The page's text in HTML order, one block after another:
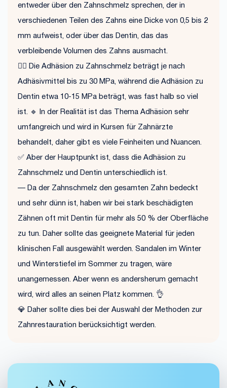
entweder über den Zahnschmelz sprechen, der in
verschiedenen Teilen des Zahns eine Dicke von 0,5 bis 2
mm aufweist, oder über das Dentin, das das
verbleibende Volumen des Zahns ausmacht.
☝🏼 Die Adhäsion zu Zahnschmelz beträgt je nach
Adhäsivmittel bis zu 30 MPa, während die Adhäsion zu
Dentin etwa 10-15 MPa beträgt, was fast halb so viel
ist. 🔹 In der Realität ist das Thema Adhäsion sehr
umfangreich und wird in Kursen für Zahnärzte
behandelt, daher gibt es viele Feinheiten und Nuancen.
✅ Aber der Hauptpunkt ist, dass die Adhäsion zu
Zahnschmelz und Dentin unterschiedlich ist.
— Da der Zahnschmelz den gesamten Zahn bedeckt
und sehr dünn ist, haben wir bei stark beschädigten
Zähnen oft mit Dentin für mehr als 50 % der Oberfläche
zu tun. Daher sollte das geeignete Material für jeden
klinischen Fall ausgewählt werden. Sandalen im Winter
und Winterstiefel im Sommer zu tragen, wäre
unangemessen. Aber wenn es andersherum gemacht
wird, wird alles an seinen Platz kommen. 👌
💎 Daher sollte dies bei der Auswahl der Methoden zur
Zahnrestauration berücksichtigt werden.